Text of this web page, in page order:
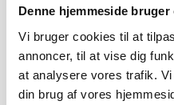
Denne hjemmeside bruger
Vi bruger cookies til at
annoncer, til at vise dig
at analysere vores trafik.
din brug af vores